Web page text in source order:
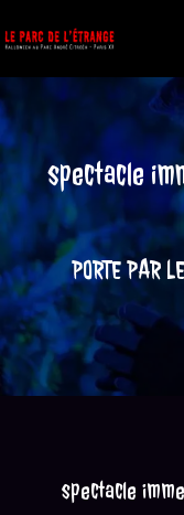
spectacle
PORTE PAR
spectacle
Panneau de gestion